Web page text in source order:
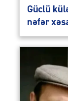
Güclü
nəfər